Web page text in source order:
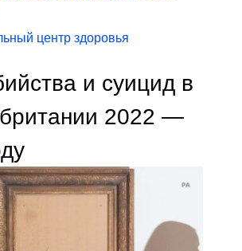
центр здоровья
и суицид в
2022 —